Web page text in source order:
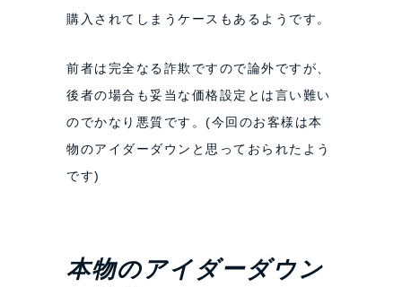
購入されてしまうケースもあるようです。
前者は完全なる詐欺ですので論外ですが、
後者の場合も妥当な価格設定とは言い難い
のでかなり悪質です。(今回のお客様は本
物のアイダーダウンと思っておられたよう
です)
本物のアイダーダウン